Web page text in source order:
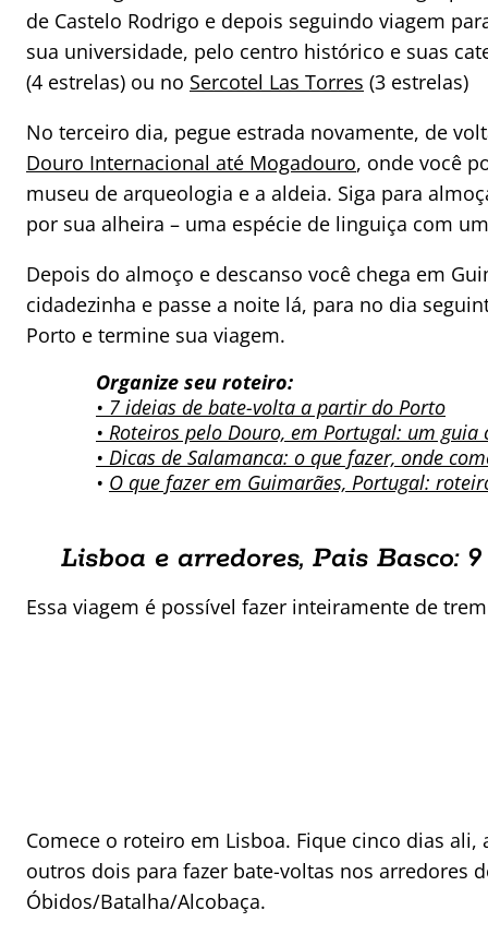
de Castelo Rodrigo e depois seguindo viagem
sua universidade, pelo centro histórico e suas
(4 estrelas) ou no Sercotel Las Torres (3 estrelas)
No terceiro dia, pegue estrada novamente, de
Douro Internacional até Mogadouro, onde você
museu de arqueologia e a aldeia. Siga para
por sua alheira – uma espécie de linguiça com
Depois do almoço e descanso você chega em
cidadezinha e passe a noite lá, para no dia
Porto e termine sua viagem.
Organize seu roteiro:
• 7 ideias de bate-volta a partir do Porto
• Roteiros pelo Douro, em Portugal: um
• Dicas de Salamanca: o que fazer, onde
• O que fazer em Guimarães, Portugal:
Lisboa e arredores, Pais Basco:
Essa viagem é possível fazer inteiramente de
Comece o roteiro em Lisboa. Fique cinco dias
outros dois para fazer bate-voltas nos arredores
Óbidos/Batalha/Alcobaça.